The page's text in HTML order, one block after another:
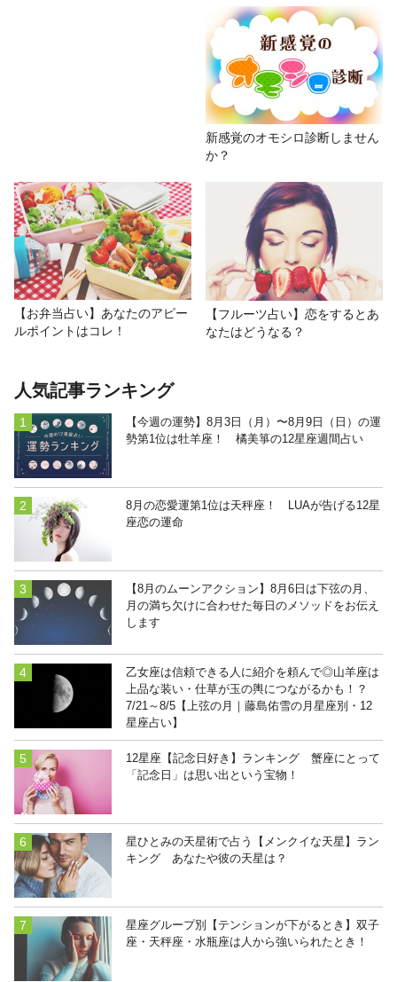
新感覚のオモシロ診断しません
か？
【お弁当占い】あなたのアピー
ルポイントはコレ！
【フルーツ占い】恋をするとあ
なたはどうなる？
人気記事ランキング
【今週の運勢】8月3日（月）〜8月9日（日）の運
勢第1位は牡羊座！ 橘美箏の12星座週間占い
8月の恋愛運第1位は天秤座！ LUAが告げる12星
座恋の運命
【8月のムーンアクション】8月6日は下弦の月、
月の満ち欠けに合わせた毎日のメソッドをお伝え
します
乙女座は信頼できる人に紹介を頼んで◎山羊座は
上品な装い・仕草が玉の輿につながるかも！？
7/21～8/5【上弦の月｜藤島佑雪の月星座別・12
星座占い】
12星座【記念日好き】ランキング 蟹座にとって
「記念日」は思い出という宝物！
星ひとみの天星術で占う【メンクイな天星】ラン
キング あなたや彼の天星は？
星座グループ別【テンションが下がるとき】双子
座・天秤座・水瓶座は人から強いられたとき！